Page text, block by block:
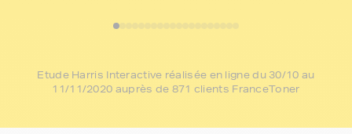
Etude Harris Interactive réalisée en ligne du 30/10 au
11/11/2020 auprès de 871 clients FranceToner